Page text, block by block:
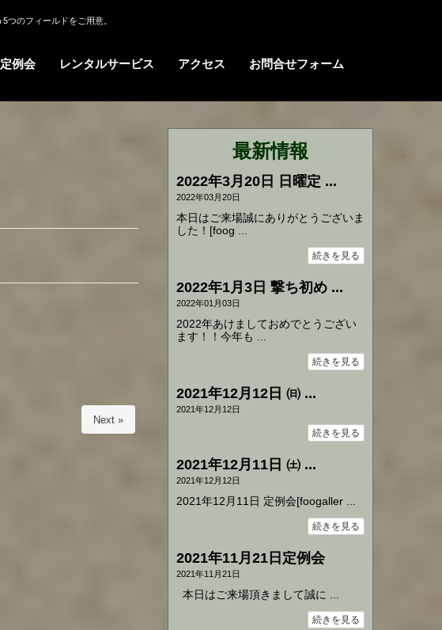
つのフィールドをご用意。
定例会 レンタルサービス アクセス お問合せフォーム
Next »
最新情報
2022年3月20日 日曜定 ...
2022年03月20日
本日はご来場誠にありがとうございま
した！[foog ...
続きを見る
2022年1月3日 撃ち初め ...
2022年01月03日
2022年あけましておめでとうござい
ます！！今年も ...
続きを見る
2021年12月12日 ㈰ ...
2021年12月12日
続きを見る
2021年12月11日 ㈯ ...
2021年12月12日
2021年12月11日 定例会[foogaller ...
続きを見る
2021年11月21日定例会
2021年11月21日
本日はご来場頂きまして誠に ...
続きを見る